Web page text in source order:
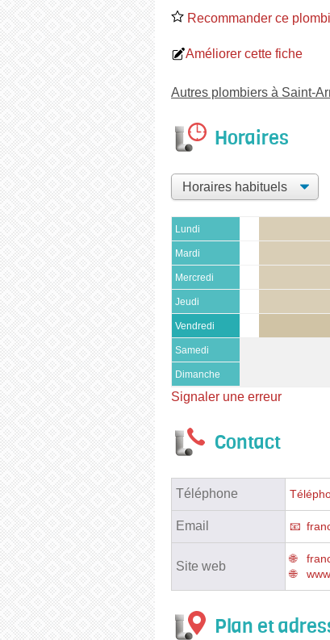
Recommander ce
Améliorer cette fiche
Autres plombiers à Saint-
Horaires
Lundi
Mardi
Mercredi
Jeudi
Vendredi
Samedi
Dimanche
Signaler une erreur
Contact
Téléphone
Email
Site web
Plan et